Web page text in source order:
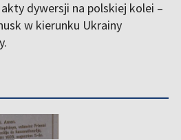
dywersji na polskiej kolei –
w kierunku Ukrainy